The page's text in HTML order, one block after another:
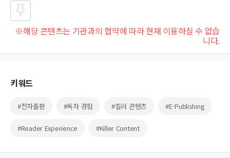
즐겨
찾기
※해당 콘텐츠는 기관과의 협약에 따라 현재 이용하실 수 없습
니다.
키워드
#전자출판 #독자 경험 #킬러 콘텐츠 #E-Publishing
#Reader Experience #Killer Content